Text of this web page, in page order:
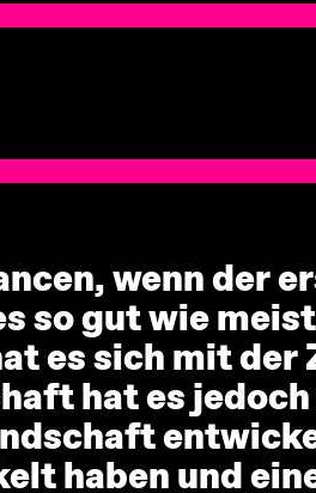
wenn der
so gut wie
es sich mit
hat es
haben und